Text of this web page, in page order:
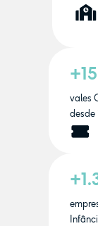
vales
desde